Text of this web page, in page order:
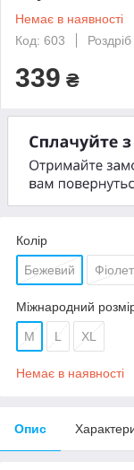
Немає в наявності
Код: 603
Роздріб
339 ₴
Колір
Бежевий
Міжнародний
M L XL
Немає в наявності
Опис